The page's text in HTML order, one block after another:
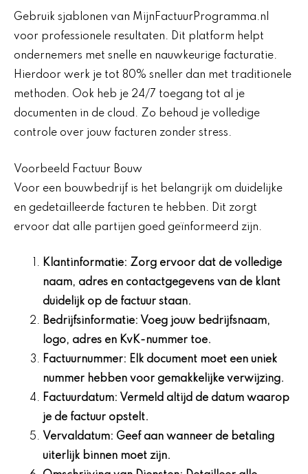
Gebruik sjablonen van MijnFactuurProgramma.nl
voor professionele resultaten. Dit platform helpt
ondernemers met snelle en nauwkeurige facturatie.
Hierdoor werk je tot 80% sneller dan met traditionele
methoden. Ook heb je 24/7 toegang tot al je
documenten in de cloud. Zo behoud je volledige
controle over jouw facturen zonder stress.
Voorbeeld Factuur Bouw
Voor een bouwbedrijf is het belangrijk om duidelijke
en gedetailleerde facturen te hebben. Dit zorgt
ervoor dat alle partijen goed geïnformeerd zijn.
Klantinformatie: Zorg ervoor dat de volledige
naam, adres en contactgegevens van de klant
duidelijk op de factuur staan.
Bedrijfsinformatie: Voeg jouw bedrijfsnaam,
logo, adres en KvK-nummer toe.
Factuurnummer: Elk document moet een uniek
nummer hebben voor gemakkelijke verwijzing.
Factuurdatum: Vermeld altijd de datum waarop
je de factuur opstelt.
Vervaldatum: Geef aan wanneer de betaling
uiterlijk binnen moet zijn.